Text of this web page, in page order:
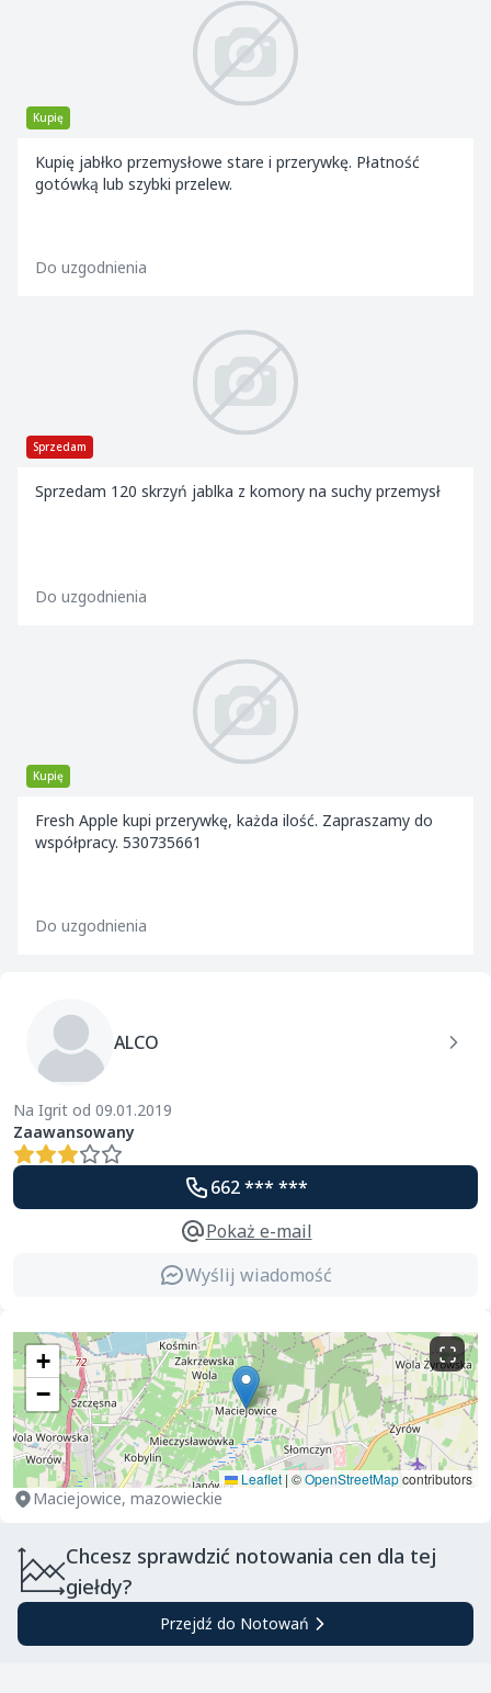
Kupię
Kupię jabłko przemysłowe stare i przerywkę. Płatność
gotówką lub szybki przelew.
Do uzgodnienia
Sprzedam
Sprzedam 120 skrzyń jablka z komory na suchy przemysł
Do uzgodnienia
Kupię
Fresh Apple kupi przerywkę, każda ilość. Zapraszamy do
współpracy. 530735661
Do uzgodnienia
ALCO
Na Igrit od 09.01.2019
Zaawansowany
662 *** ***
Pokaż e-mail
Wyślij wiadomość
+
−
Leaflet |©OpenStreetMapcontributors
Maciejowice, mazowieckie
Chcesz sprawdzić notowania cen dla tej
giełdy?
Przejdź do Notowań